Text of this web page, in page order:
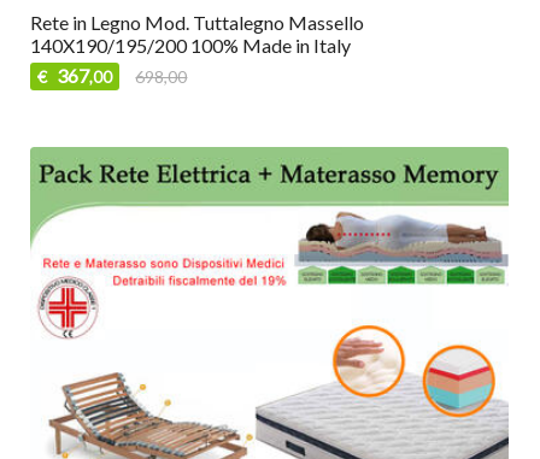
Rete in Legno Mod. Tuttalegno Massello
140X190/195/200 100% Made in Italy
€ 367,00 698,00